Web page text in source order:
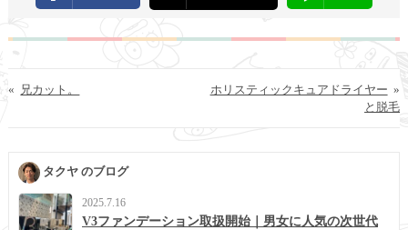
« 兄カット。 »
ホリスティックキュアドライヤー
と脱毛
タクヤ のブログ
2025.7.16
V3ファンデーション取扱開始｜男女に人気の次世代